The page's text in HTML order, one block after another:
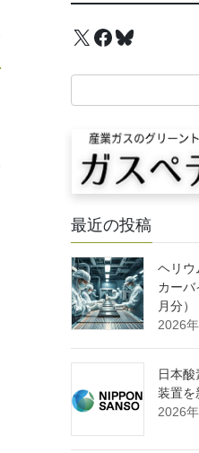
X Facebook
Bluesky
最近の投稿
ヘリウ
カー
月分）
2026
日本
装置を
2026